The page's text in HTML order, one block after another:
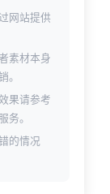
网站提供
素材本身
。
果请参考
务。
的情况